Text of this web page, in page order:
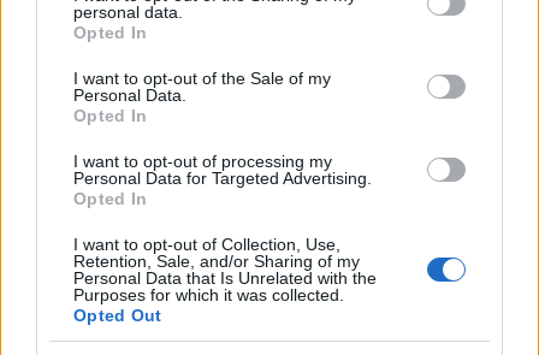
grant or deny consent to Google and its third-party tags to
use your data for below specified purposes in below Google
consent section.
personal data.
Opted In
I want to opt-out of the Sale of my
Personal Data.
Opted In
I want to opt-out of processing my
Personal Data for Targeted Advertising.
Opted In
I want to opt-out of Collection, Use,
Retention, Sale, and/or Sharing of my
Personal Data that Is Unrelated with the
Purposes for which it was collected.
Opted Out
03.08.2015
de Karena